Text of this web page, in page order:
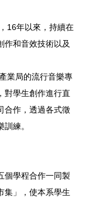
16年以來，持續在
作和音效技術以及
業局的流行音樂專
對學生創作進行直
合作，透過各式徵
練。
個學程合作一同製
集」，使本系學生